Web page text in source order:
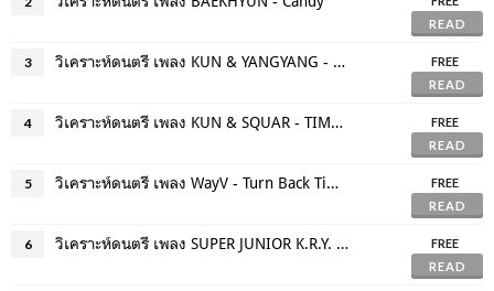
READ
3 วิเคราะห์ดนตรี เพลง KUN & YANGYANG - LEONIDAS
FREE
READ
4 วิเคราะห์ดนตรี เพลง KUN & SQUAR - TIME & THE VISION : Time to Awaken
FREE
READ
5 วิเคราะห์ดนตรี เพลง WayV - Turn Back Time
FREE
READ
6 วิเคราะห์ดนตรี เพลง SUPER JUNIOR K.R.Y. - When We Were Us
FREE
READ